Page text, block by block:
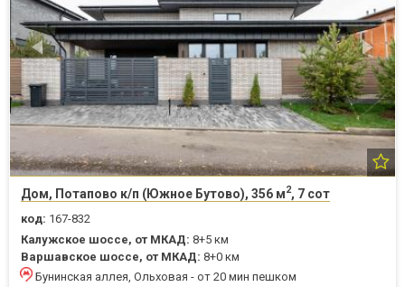
Дом, Потапово к/п (Южное Бутово), 356 м2, 7 сот
код: 167-832
Калужское шоссе, от МКАД: 8+5 км
Варшавское шоссе, от МКАД: 8+0 км
Бунинская аллея, Ольховая - от 20 мин пешком